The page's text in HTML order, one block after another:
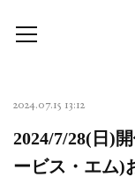
2024.07.15 13:12
2024/7/28(日)
ービス・エム)